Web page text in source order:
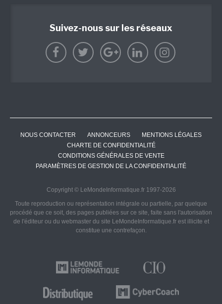
Suivez-nous sur les réseaux
NOUS CONTACTER ANNONCEURS
MENTIONS LÉGALES
CHARTE DE CONFIDENTIALITÉ
CONDITIONS GÉNÉRALES DE VENTE
PARAMÈTRES DE GESTION DE LA CONFIDENTIALITÉ
Copyright © LeMondeInformatique.fr 1997-2026
Toute reproduction ou représentation intégrale ou partielle, par quelque
procédé que ce soit, des pages publiées sur ce site, faite sans l'autorisation
de l'éditeur ou du webmaster du site LeMondeInformatique.fr est illicite et
constitue une contrefaçon.